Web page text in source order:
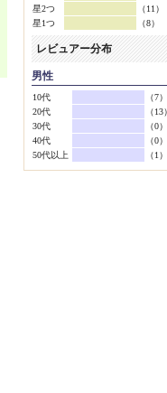
星2つ
（11）
星1つ
（8）
レビュアー分布
男性
10代
（7）
20代
（13
30代
（0）
40代
（0）
50代以上
（1）